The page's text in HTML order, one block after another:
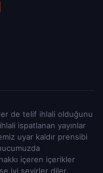
de telif ihlali olduğunu
ispatlanan yayınlar
uyar kaldır prensibi
içeren içerikler
iyi seyirler diler.